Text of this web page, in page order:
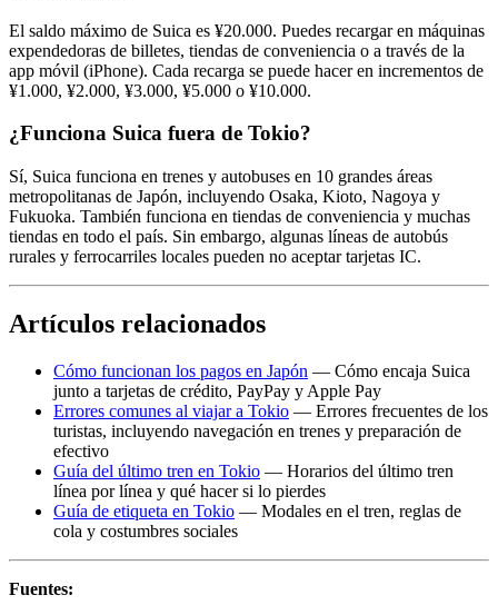
El saldo máximo de Suica es ¥20.000. Puedes recargar en máquinas
expendedoras de billetes, tiendas de conveniencia o a través de la
app móvil (iPhone). Cada recarga se puede hacer en incrementos de
¥1.000, ¥2.000, ¥3.000, ¥5.000 o ¥10.000.
¿Funciona Suica fuera de Tokio?
Sí, Suica funciona en trenes y autobuses en 10 grandes áreas
metropolitanas de Japón, incluyendo Osaka, Kioto, Nagoya y
Fukuoka. También funciona en tiendas de conveniencia y muchas
tiendas en todo el país. Sin embargo, algunas líneas de autobús
rurales y ferrocarriles locales pueden no aceptar tarjetas IC.
Artículos relacionados
Cómo funcionan los pagos en Japón — Cómo encaja Suica
junto a tarjetas de crédito, PayPay y Apple Pay
Errores comunes al viajar a Tokio — Errores frecuentes de los
turistas, incluyendo navegación en trenes y preparación de
efectivo
Guía del último tren en Tokio — Horarios del último tren
línea por línea y qué hacer si lo pierdes
Guía de etiqueta en Tokio — Modales en el tren, reglas de
cola y costumbres sociales
Fuentes: